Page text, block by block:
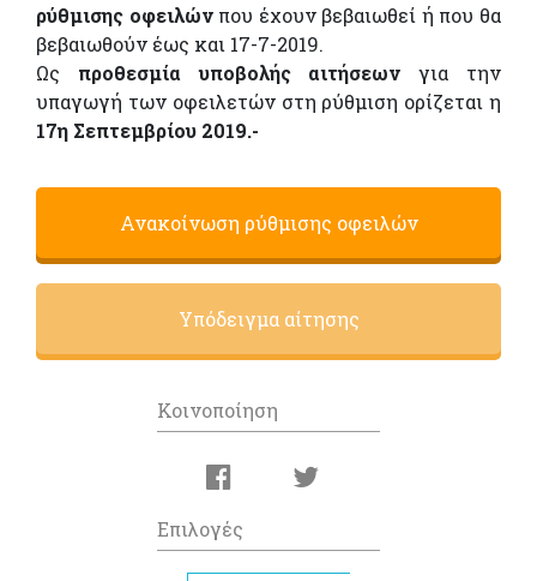
ρύθμισης οφειλώνπου έχουν βεβαιωθεί ή που θα
βεβαιωθούν έως και 17-7-2019.
Ως προθεσμία υποβολής αιτήσεων για την
υπαγωγή των οφειλετών στη ρύθμιση ορίζεται η
17η Σεπτεμβρίου 2019.-
Ανακοίνωση ρύθμισης οφειλών
Υπόδειγμα αίτησης
Κοινοποίηση
Επιλογές